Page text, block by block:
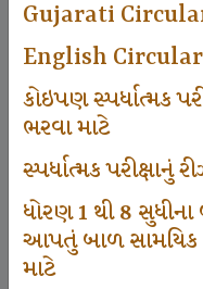
Gujarati
English Circular
કોઇપણ સ્પર્ધાત્મક
ભરવા માટે
સ્પર્ધાત્મક પરીક્ષાનું
ધોરણ 1 થી 8 સુધીના
આપતું બાળ સામયિક
માટે